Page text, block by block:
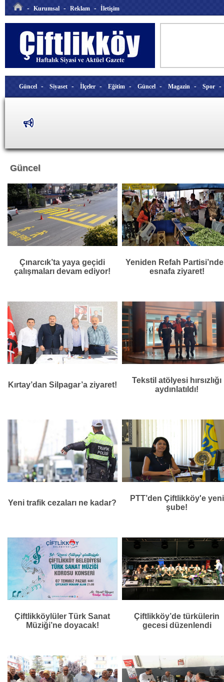
- Kurumsal - Reklam - İletişim
Güncel - Siyaset - İlçeler - Eğitim - Güncel - Magazin - Spor
Güncel
Çınarcık’ta yaya geçidi
çalışmaları devam ediyor!
Yeniden Refah
esnafa ziyaret!
Kırtay’dan Silpagar’a ziyaret!
Tekstil atölyesi hırsızlığı
aydınlatıldı!
Yeni trafik cezaları ne kadar?
PTT’den Çiftlikköy'e yeni
şube!
Çiftlikköylüler Türk Sanat
Müziği’ne doyacak!
Çiftlikköy’de türkülerin
gecesi düzenlendi